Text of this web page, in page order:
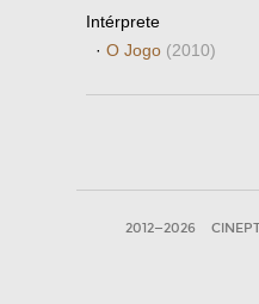
Intérprete
· O Jogo (2010)
2012—2026